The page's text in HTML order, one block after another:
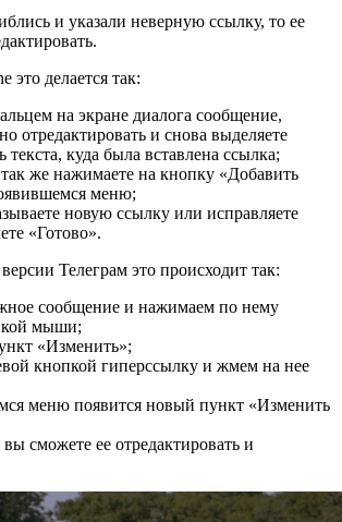
и указали неверную ссылку, то ее
это делается так:
на экране диалога сообщение,
отредактировать и снова выделяете
текста, куда была вставлена ссылка;
же нажимаете на кнопку «Добавить
меню;
новую ссылку или исправляете
«Готово».
Телеграм это происходит так:
сообщение и нажимаем по нему
мыши;
«Изменить»;
кнопкой гиперссылку и жмем на нее
меню появится новый пункт «Изменить
сможете ее отредактировать и